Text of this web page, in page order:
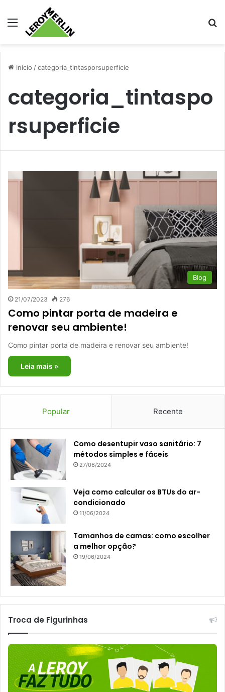
Menu
Início /categoria_tintasporsuperficie
categoria_tintaspo
rsuperficie
Blog
21/07/2023 276
Como pintar porta de madeira e
renovar seu ambiente!
Como pintar porta de madeira e renovar seu ambiente!
Leia mais »
Popular Recente
Como desentupir vaso sanitário: 7
métodos simples e fáceis
27/06/2024
Veja como calcular os BTUs do ar-
condicionado
11/06/2024
Tamanhos de camas: como escolher
a melhor opção?
19/06/2024
Troca de Figurinhas